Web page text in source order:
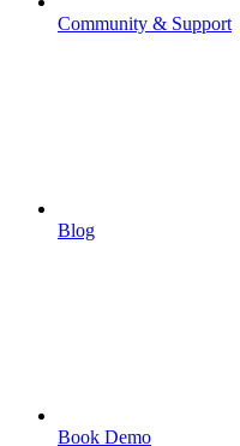
Community & Support
Blog
Book Demo